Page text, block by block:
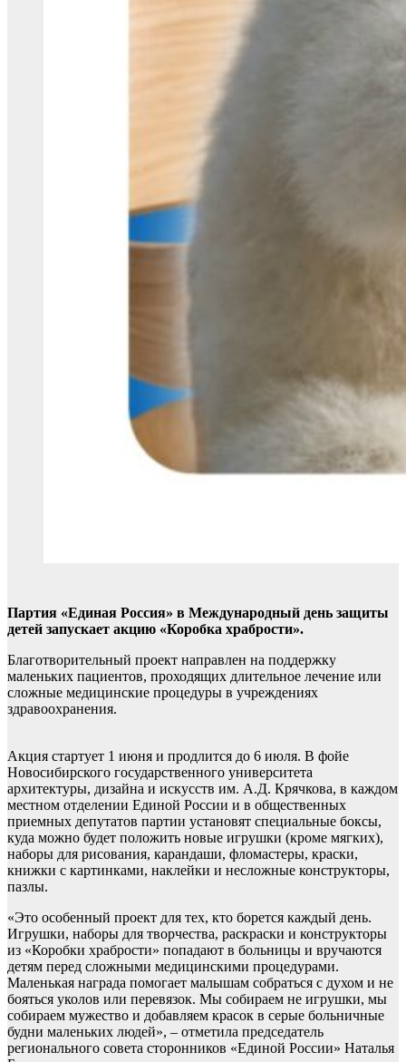
Партия «Единая Россия» в Международный день защиты
детей запускает акцию «Коробка храбрости».
Благотворительный проект направлен на поддержку
маленьких пациентов, проходящих длительное лечение или
сложные медицинские процедуры в учреждениях
здравоохранения.
Акция стартует 1 июня и продлится до 6 июля. В фойе
Новосибирского государственного университета
архитектуры, дизайна и искусств им. А.Д. Крячкова, в каждом
местном отделении Единой России и в общественных
приемных депутатов партии установят специальные боксы,
куда можно будет положить новые игрушки (кроме мягких),
наборы для рисования, карандаши, фломастеры, краски,
книжки с картинками, наклейки и несложные конструкторы,
пазлы.
«Это особенный проект для тех, кто борется каждый день.
Игрушки, наборы для творчества, раскраски и конструкторы
из «Коробки храбрости» попадают в больницы и вручаются
детям перед сложными медицинскими процедурами.
Маленькая награда помогает малышам собраться с духом и не
бояться уколов или перевязок. Мы собираем не игрушки, мы
собираем мужество и добавляем красок в серые больничные
будни маленьких людей», – отметила председатель
регионального совета сторонников «Единой России» Наталья